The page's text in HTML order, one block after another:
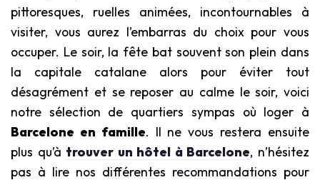
pittoresques, ruelles animées, incontournables à
visiter, vous aurez l’embarras du choix pour vous
occuper. Le soir, la fête bat souvent son plein dans
la capitale catalane alors pour éviter tout
désagrément et se reposer au calme le soir, voici
notre sélection de quartiers sympas où loger à
Barcelone en famille. Il ne vous restera ensuite
plus qu’à trouver un hôtel à Barcelone, n’hésitez
pas à lire nos différentes recommandations pour